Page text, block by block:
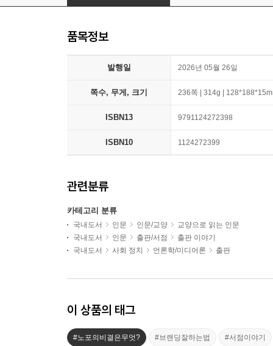
품목정보
발행일 2026년 05월 26일
쪽수, 무게, 크기 236쪽 | 314g |
ISBN13 9791124272398
ISBN10 1124272399
관련분류
카테고리 분류
국내도서 인문 인문/교양
교양으로 읽는 인문
국내도서
인문 출판/서점
출판 이야기
국내도서
사회 정치 언론학/미디어론 출판
이 상품의 태그
#노포의비결은무엇? #브랜딩잘하는법 #서점이야기